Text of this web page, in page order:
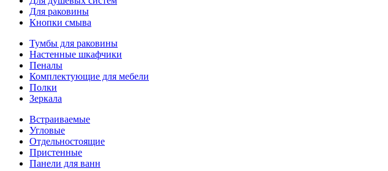
Для раковины
Кнопки смыва
Тумбы для раковины
Настенные шкафчики
Пеналы
Комплектующие для мебели
Полки
Зеркала
Встраиваемые
Угловые
Отдельностоящие
Пристенные
Панели для ванн